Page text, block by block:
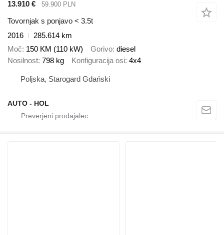
13.910 € 59.900 PLN
Tovornjak s ponjavo < 3.5t
2016
285.614 km
Moč 150 KM (110 kW) Gorivo diesel
Nosilnost 798 kg Konfiguracija osi 4x4
Poljska, Starogard Gdański
AUTO - HOL